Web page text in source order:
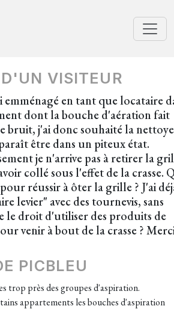
VISITEUR
emménagé en tant que locataire
dont la bouche d'aération fait
bruit, j'ai donc souhaité la
être dans un piteux état.
je n'arrive pas à retirer la
collé sous l'effet de la crasse.
réussir à ôter la grille ? J'ai
levier" avec des tournevis, sans
le droit d'utiliser des produits de
venir à bout de la crasse ?
PICBLEU
trop près des groupes d'aspiration.
appartements les bouches d'aspiration